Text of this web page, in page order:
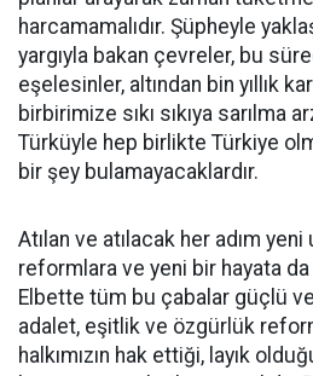
harcamamalıdır. Şüpheyle
yargıyla bakan çevreler, bu
eşelesinler, altından bin yıllık
birbirimize sıkı sıkıya sarılma
Türküyle hep birlikte Türkiye
bir şey bulamayacaklardır.
Atılan ve atılacak her adım
reformlara ve yeni bir hayata da
Elbette tüm bu çabalar güçlü
adalet, eşitlik ve özgürlük
halkımızın hak ettiği, layık